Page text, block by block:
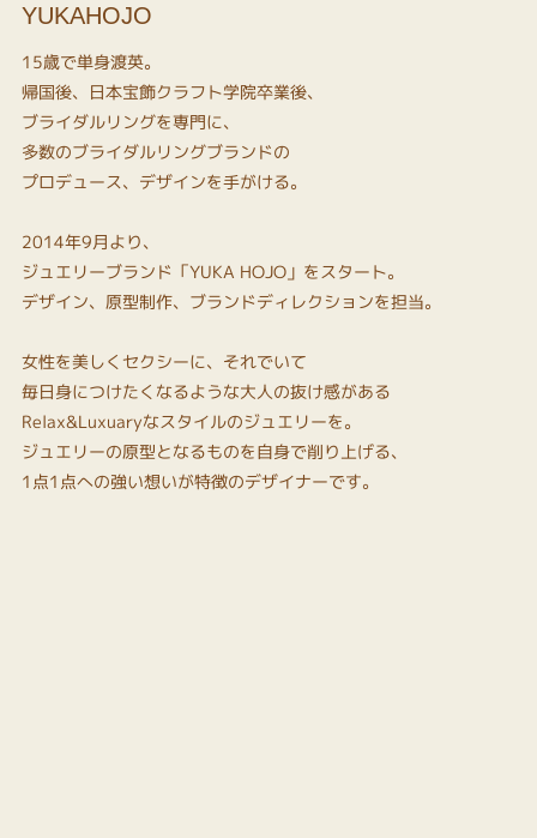
YUKAHOJO
15歳で単身渡英。
帰国後、日本宝飾クラフト学院卒業後、
ブライダルリングを専門に、
多数のブライダルリングブランドの
プロデュース、デザインを手がける。
2014年9月より、
ジュエリーブランド「YUKA HOJO」をスタート。
デザイン、原型制作、ブランドディレクションを担当。
女性を美しくセクシーに、それでいて
毎日身につけたくなるような大人の抜け感がある
Relax&Luxuaryなスタイルのジュエリーを。
ジュエリーの原型となるものを自身で削り上げる、
1点1点への強い想いが特徴のデザイナーです。